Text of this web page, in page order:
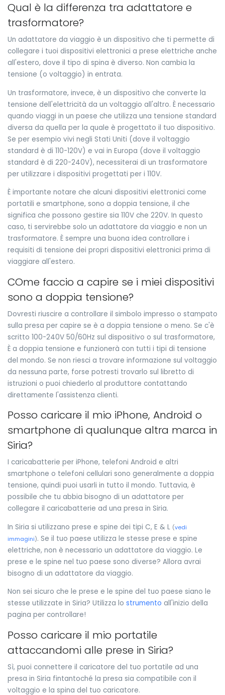
Qual è la differenza tra adattatore e
trasformatore?
Un adattatore da viaggio è un dispositivo che ti permette di
collegare i tuoi dispositivi elettronici a prese elettriche anche
all'estero, dove il tipo di spina è diverso. Non cambia la
tensione (o voltaggio) in entrata.
Un trasformatore, invece, è un dispositivo che converte la
tensione dell'elettricità da un voltaggio all'altro. È necessario
quando viaggi in un paese che utilizza una tensione standard
diversa da quella per la quale è progettato il tuo dispositivo.
Se per esempio vivi negli Stati Uniti (dove il voltaggio
standard è di 110-120V) e vai in Europa (dove il voltaggio
standard è di 220-240V), necessiterai di un trasformatore
per utilizzare i dispositivi progettati per i 110V.
È importante notare che alcuni dispositivi elettronici come
portatili e smartphone, sono a doppia tensione, il che
significa che possono gestire sia 110V che 220V. In questo
caso, ti servirebbe solo un adattatore da viaggio e non un
trasformatore. È sempre una buona idea controllare i
requisiti di tensione dei propri dispositivi elettronici prima di
viaggiare all'estero.
COme faccio a capire se i miei dispositivi
sono a doppia tensione?
Dovresti riuscire a controllare il simbolo impresso o stampato
sulla presa per capire se è a doppia tensione o meno. Se c'è
scritto 100-240V 50/60Hz sul dispositivo o sul trasformatore,
È a doppia tensione e funzionerà con tutti i tipi di tensione
del mondo. Se non riesci a trovare informazione sul voltaggio
da nessuna parte, forse potresti trovarlo sul libretto di
istruzioni o puoi chiederlo al produttore contattando
direttamente l'assistenza clienti.
Posso caricare il mio iPhone, Android o
smartphone di qualunque altra marca in
Siria?
I caricabatterie per iPhone, telefoni Android e altri
smartphone o telefoni cellulari sono generalmente a doppia
tensione, quindi puoi usarli in tutto il mondo. Tuttavia, è
possibile che tu abbia bisogno di un adattatore per
collegare il caricabatterie ad una presa in Siria.
In Siria si utilizzano prese e spine dei tipi C, E & L (vedi
immagini). Se il tuo paese utilizza le stesse prese e spine
elettriche, non è necessario un adattatore da viaggio. Le
prese e le spine nel tuo paese sono diverse? Allora avrai
bisogno di un adattatore da viaggio.
Non sei sicuro che le prese e le spine del tuo paese siano le
stesse utilizzate in Siria? Utilizza lo strumento all'inizio della
pagina per controllare!
Posso caricare il mio portatile
attaccandomi alle prese in Siria?
Sì, puoi connettere il caricatore del tuo portatile ad una
presa in Siria fintantoché la presa sia compatibile con il
voltaggio e la spina del tuo caricatore.